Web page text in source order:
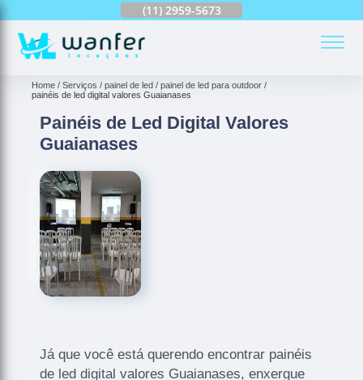
(11) 2959-5673
Home Serviços painel de led
painel de led para outdoor
painéis de led digital valores Guaianases
Painéis de Led Digital Valores
Guaianases
Já que você está querendo encontrar painéis
de led digital valores Guaianases, enxergue